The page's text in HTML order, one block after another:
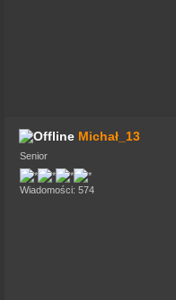
Michał_13
Senior
Wiadomości: 574